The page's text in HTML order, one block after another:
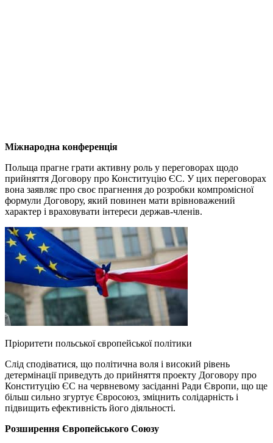
Міжнародна конференція
Польща прагне грати активну роль у переговорах щодо
прийняття Договору про Конституцію ЄС. У цих переговорах
вона заявляє про своє прагнення до розробки компромісної
формули Договору, який повинен мати врівноважений
характер і враховувати інтереси держав-членів.
Пріоритети польської європейської політики
Слід сподіватися, що політична воля і високий рівень
детермінації приведуть до прийняття проекту Договору про
Конституцію ЄС на червневому засіданні Ради Європи, що ще
більш сильно згуртує Євросоюз, зміцнить солідарність і
підвищить ефективність його діяльності.
Розширення Європейського Союзу